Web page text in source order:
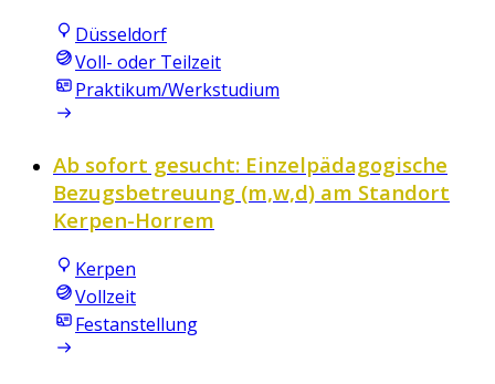
Düsseldorf
Voll- oder Teilzeit
Praktikum/Werkstudium
Ab sofort gesucht: Einzelpädagogische
Bezugsbetreuung (m,w,d) am Standort
Kerpen-Horrem
Kerpen
Vollzeit
Festanstellung